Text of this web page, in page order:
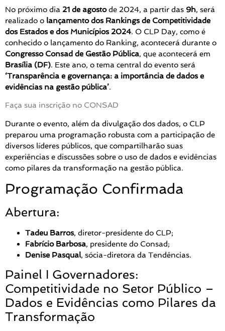
No próximo dia 21 de agostode 2024, a partir das 9h, será
realizado o lançamento dos Rankings de Competitividade
dos Estados e dos Municípios 2024. O CLP Day, como é
conhecido o lançamento do Ranking, acontecerá durante o
Congresso Consad de Gestão Pública, que acontecerá em
Brasília (DF). Este ano, o tema central do evento será
‘Transparência e governança: a importância de dados e
evidências na gestão pública’.
Faça sua inscrição no CONSAD
Durante o evento, além da divulgação dos dados, o CLP
preparou uma programação robusta com a participação de
diversos líderes públicos, que compartilharão suas
experiências e discussões sobre o uso de dados e evidências
como pilares da transformação na gestão pública.
Programação Confirmada
Abertura:
Tadeu Barros, diretor-presidente do CLP;
Fabrício Barbosa, presidente do Consad;
Denise Pasqual, sócia-diretora da Tendências.
Painel I Governadores:
Competitividade no Setor Público –
Dados e Evidências como Pilares da
Transformação